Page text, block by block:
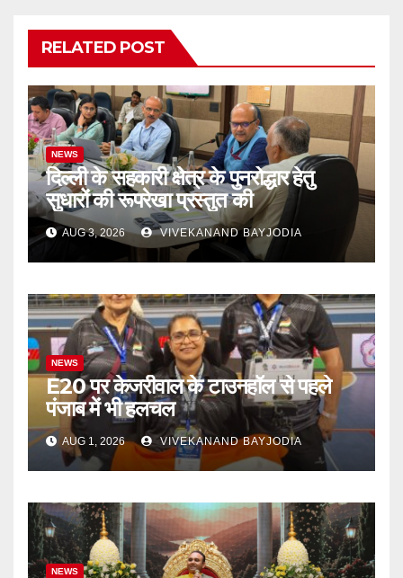
RELATED POST
NEWS
दिल्ली के सहकारी क्षेत्र के पुनरोद्धार हेतु
सुधारों की रूपरेखा प्रस्तुत की
AUG 3, 2026 VIVEKANAND BAYJODIA
NEWS
E20 पर केजरीवाल के टाउनहॉल से पहले
पंजाब में भी हलचल
AUG 1, 2026 VIVEKANAND BAYJODIA
NEWS